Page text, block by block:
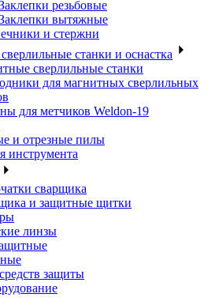
резьбовые
вытяжные
и стержни
станки и оснастка
сверлильные станки
для магнитных сверлильных
для метчиков Weldon-19
и отрезные пилы
инструмента
сварщика
и защитные щитки
линзы
защиты